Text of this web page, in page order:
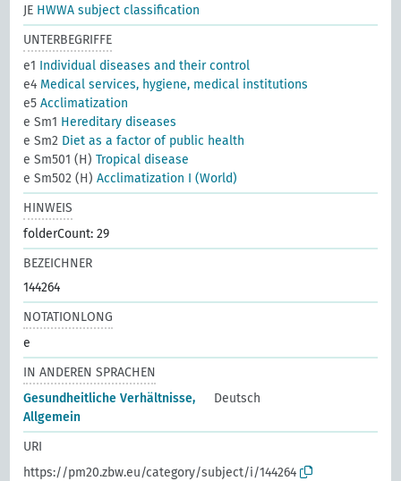
JE HWWA subject classification
UNTERBEGRIFFE
e1 Individual diseases and their control
e4 Medical services, hygiene, medical institutions
e5Acclimatization
e Sm1 Hereditary diseases
e Sm2 Diet as a factor of public health
e Sm501 (H)Tropical disease
e Sm502 (H)Acclimatization I (World)
HINWEIS
folderCount: 29
BEZEICHNER
144264
NOTATIONLONG
e
IN ANDEREN SPRACHEN
Gesundheitliche Verhältnisse,
Allgemein
Deutsch
URI
https://pm20.zbw.eu/category/subject/i/144264